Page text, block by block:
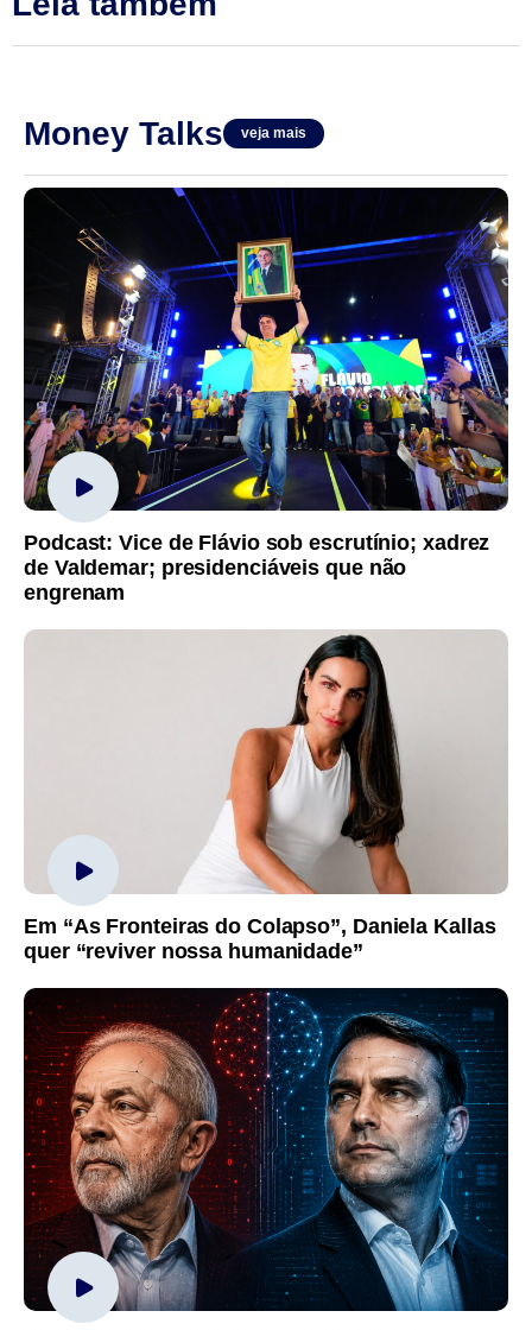
Money Talks veja mais
Podcast: Vice de Flávio sob escrutínio; xadrez
de Valdemar; presidenciáveis que não
engrenam
Em “As Fronteiras do Colapso”, Daniela Kallas
quer “reviver nossa humanidade”